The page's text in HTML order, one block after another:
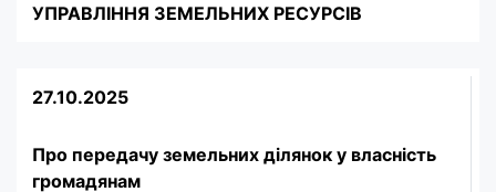
УПРАВЛІННЯ ЗЕМЕЛЬНИХ РЕСУРСІВ
27.10.2025
Про передачу земельних ділянок у власність
громадянам